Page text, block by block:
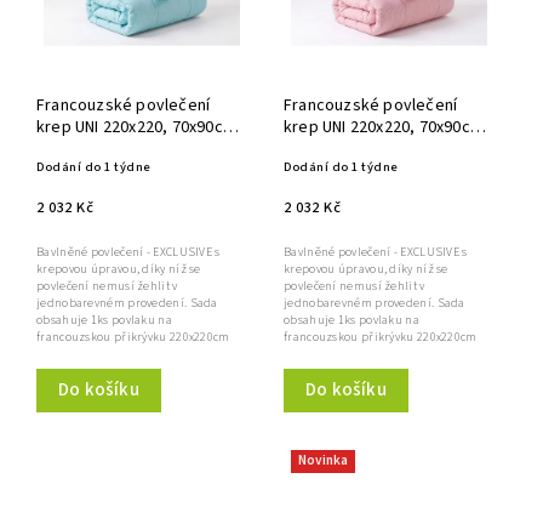
Francouzské povlečení
krep UNI 220x220, 70x90cm
Dodání do 1 týdne
2 032 Kč
Do košíku
Bavlněné povlečení - EXCLUSIVE s
krepovou úpravou, díky níž se
povlečení nemusí žehlit v
jednobarevném provedení. Sada
obsahuje 1ks povlaku na
francouzskou přikrývku 220x220cm
Francouzské povlečení
krep UNI 220x220, 70x90cm
Dodání do 1 týdne
2 032 Kč
Do košíku
Bavlněné povlečení - EXCLUSIVE s
krepovou úpravou, díky níž se
povlečení nemusí žehlit v
jednobarevném provedení. Sada
obsahuje 1ks povlaku na
francouzskou přikrývku 220x220cm
Novinka